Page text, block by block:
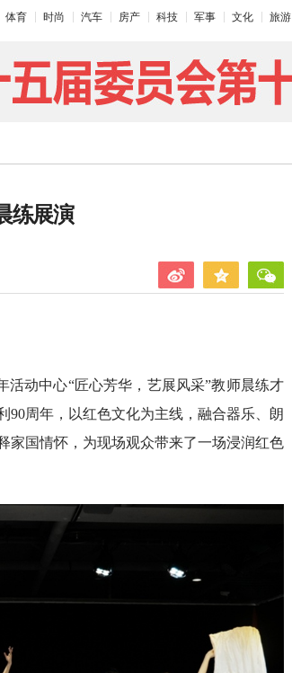
体育 时尚 汽车 房产 科技 军事 文化 旅游
练展演
动中心“匠心芳华，艺展风采”教师晨练才
90周年，以红色文化为主线，融合器乐、朗
家国情怀，为现场观众带来了一场浸润红色